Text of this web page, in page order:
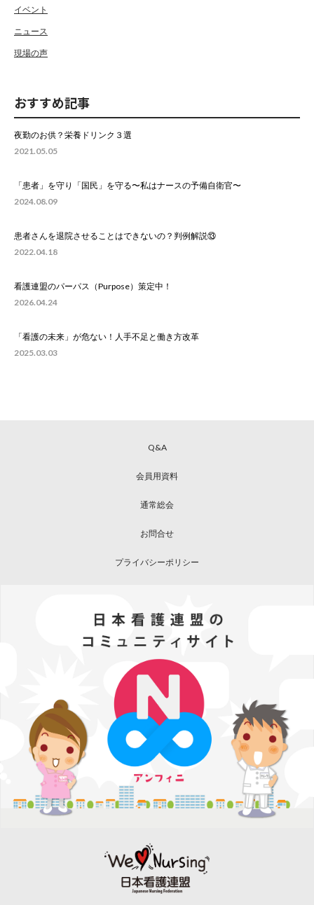
イベント
ニュース
現場の声
おすすめ記事
夜勤のお供？栄養ドリンク３選
2021.05.05
「患者」を守り「国民」を守る〜私はナースの予備自衛官〜
2024.08.09
患者さんを退院させることはできないの？判例解説⑬
2022.04.18
看護連盟のパーパス（Purpose）策定中！
2026.04.24
「看護の未来」が危ない！人手不足と働き方改革
2025.03.03
Q&A
会員用資料
通常総会
お問合せ
プライバシーポリシー